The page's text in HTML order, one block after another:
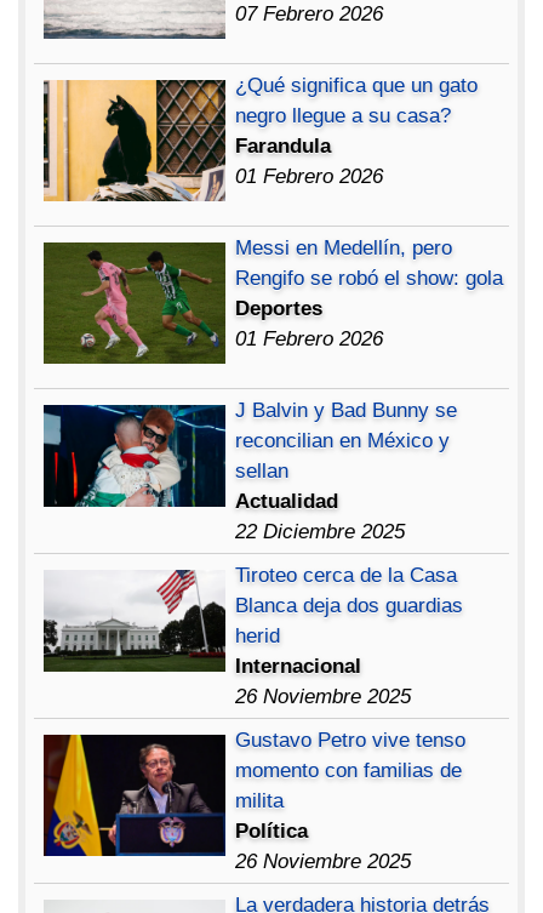
07 Febrero 2026
¿Qué significa que un gato
negro llegue a su casa?
Farandula
01 Febrero 2026
Messi en Medellín, pero
Rengifo se robó el show: gola
Deportes
01 Febrero 2026
J Balvin y Bad Bunny se
reconcilian en México y
sellan
Actualidad
22 Diciembre 2025
Tiroteo cerca de la Casa
Blanca deja dos guardias
herid
Internacional
26 Noviembre 2025
Gustavo Petro vive tenso
momento con familias de
milita
Política
26 Noviembre 2025
La verdadera historia detrás